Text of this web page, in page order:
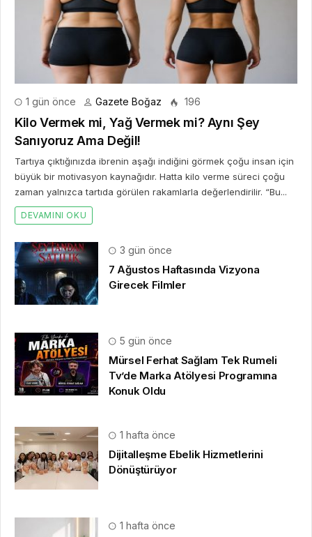
1 gün önce Gazete Boğaz 196
Kilo Vermek mi, Yağ Vermek mi? Aynı Şey
Sanıyoruz Ama Değil!
Tartıya çıktığınızda ibrenin aşağı indiğini görmek çoğu insan için
büyük bir motivasyon kaynağıdır. Hatta kilo verme süreci çoğu
zaman yalnızca tartıda görülen rakamlarla değerlendirilir. “Bu...
DEVAMINI OKU
3 gün önce
7 Ağustos Haftasında Vizyona
Girecek Filmler
5 gün önce
Mürsel Ferhat Sağlam Tek Rumeli
Tv’de Marka Atölyesi Programına
Konuk Oldu
1 hafta önce
Dijitalleşme Ebelik Hizmetlerini
Dönüştürüyor
1 hafta önce